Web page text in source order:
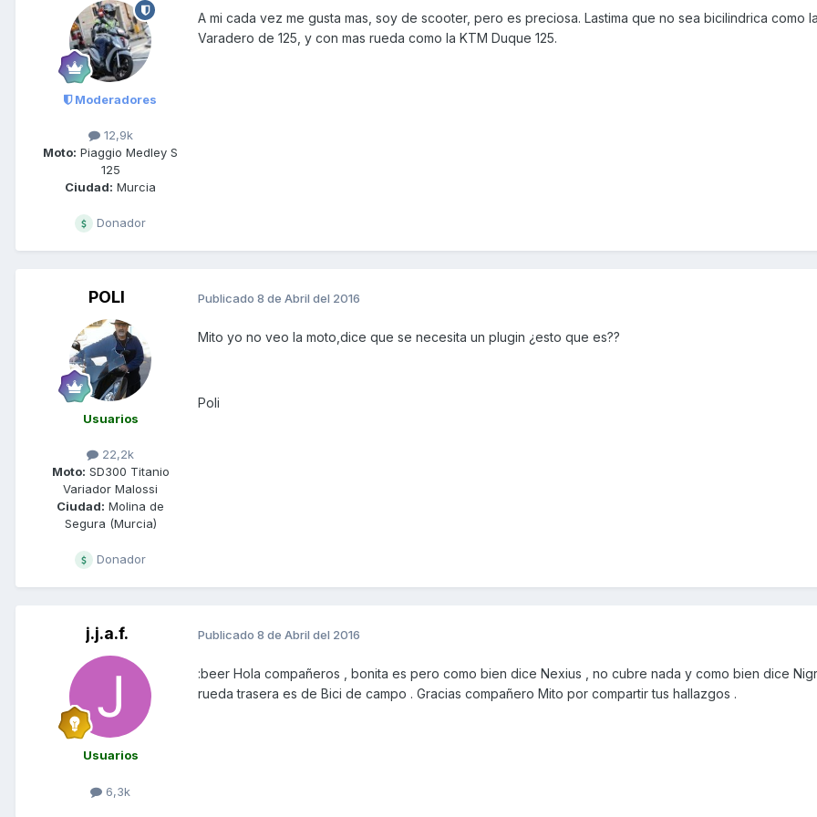
Moderadores
12,9k
Moto: Piaggio Medley S
125
Ciudad: Murcia
Donador
A mi cada vez me gusta mas, soy de scooter, pero es preciosa. Lastima que no sea bicilindrica como
Varadero de 125, y con mas rueda como la KTM Duque 125.
POLI
Usuarios
22,2k
Moto: SD300 Titanio
Variador Malossi
Ciudad: Molina de
Segura (Murcia)
Donador
Publicado 8 de Abril del 2016
Mito yo no veo la moto,dice que se necesita un plugin ¿esto que es??
Poli
j.j.a.f.
Usuarios
6,3k
Publicado 8 de Abril del 2016
:beer Hola compañeros , bonita es pero como bien dice Nexius , no cubre nada y como bien dice
rueda trasera es de Bici de campo . Gracias compañero Mito por compartir tus hallazgos .